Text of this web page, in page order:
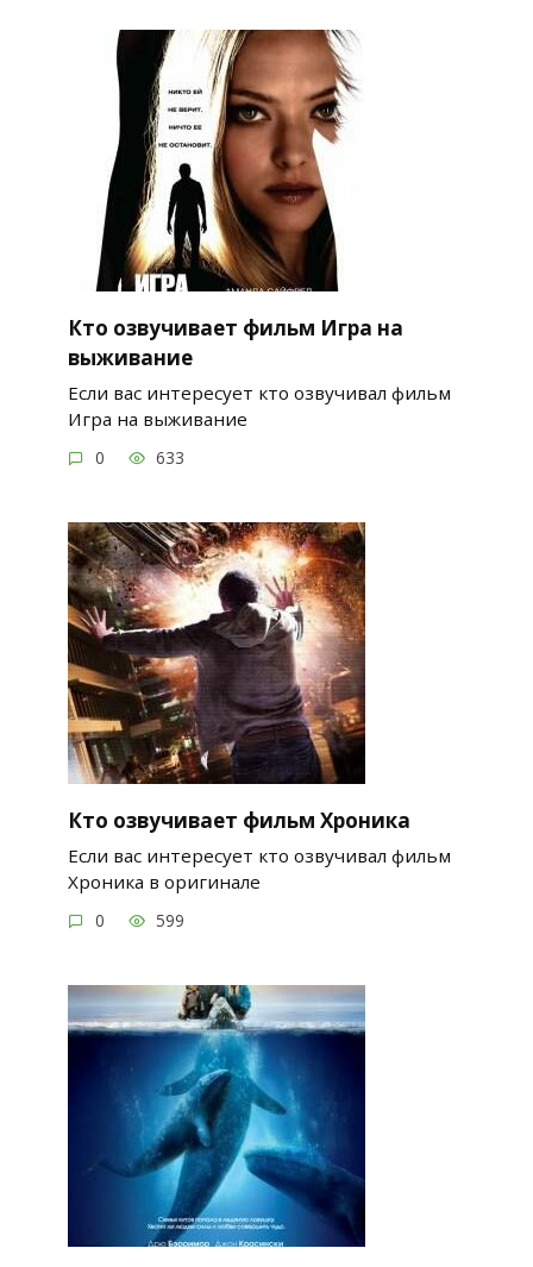
Кто озвучивает фильм Игра на
выживание
Если вас интересует кто озвучивал фильм
Игра на выживание
0 633
Кто озвучивает фильм Хроника
Если вас интересует кто озвучивал фильм
Хроника в оригинале
0 599